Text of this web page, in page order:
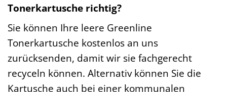
Tonerkartusche richtig?
Sie können Ihre leere Greenline
Tonerkartusche kostenlos an uns
zurücksenden, damit wir sie fachgerecht
recyceln können. Alternativ können Sie die
Kartusche auch bei einer kommunalen